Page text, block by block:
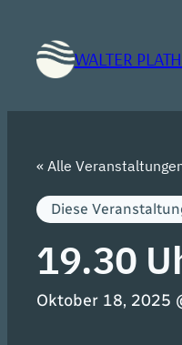
WALTER
« Alle
Diese
19.30
Oktober 18, 2025